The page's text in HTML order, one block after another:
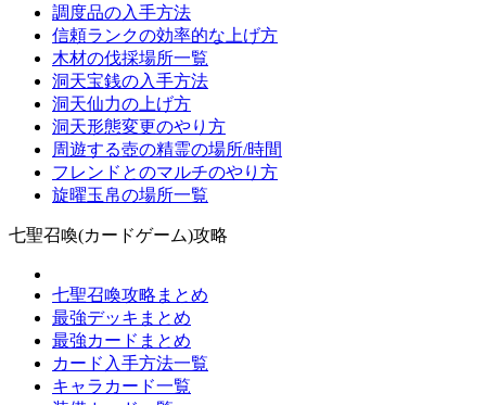
調度品の入手方法
信頼ランクの効率的な上げ方
木材の伐採場所一覧
洞天宝銭の入手方法
洞天仙力の上げ方
洞天形態変更のやり方
周遊する壺の精霊の場所/時間
フレンドとのマルチのやり方
旋曜玉帛の場所一覧
七聖召喚(カードゲーム)攻略
七聖召喚攻略まとめ
最強デッキまとめ
最強カードまとめ
カード入手方法一覧
キャラカード一覧